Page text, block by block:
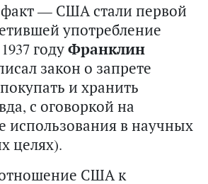
— США стали первой
употребление
годуФранклин
закон о запрете
и хранить
с оговоркой на
использования в научных
целях).
отношение США к